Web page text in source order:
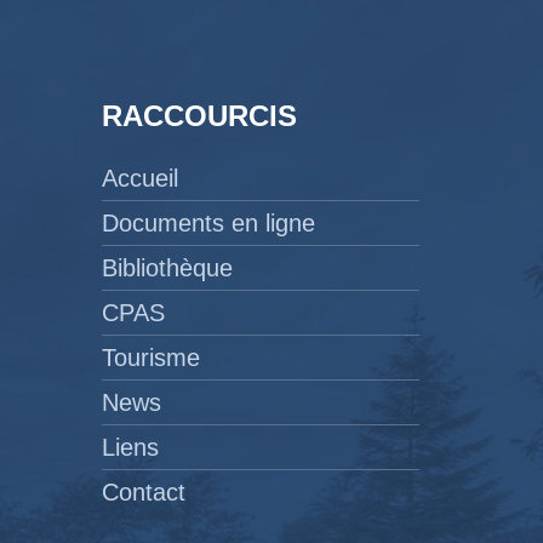
RACCOURCIS
Accueil
Documents en ligne
Bibliothèque
CPAS
Tourisme
News
Liens
Contact